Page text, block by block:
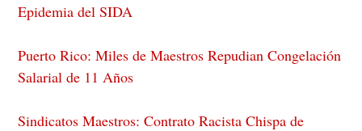
Epidemia del SIDA
Puerto Rico: Miles de Maestros Repudian Congelación
Salarial de 11 Años
Sindicatos Maestros: Contrato Racista Chispa de